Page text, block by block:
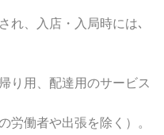
れ、入店・入局時には､
帰り用、配達用のサービス
労働者や出張を除く）。